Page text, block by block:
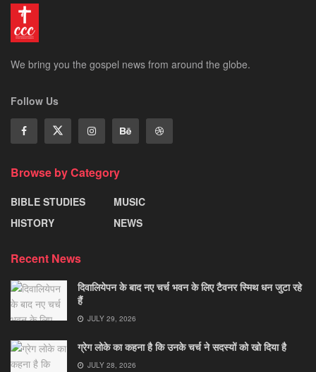
We bring you the gospel news from around the globe.
Follow Us
Browse by Category
BIBLE STUDIES
HISTORY
MUSIC
NEWS
Recent News
दिवालियेपन के बाद नए चर्च भवन के लिए टैवनर स्मिथ धन जुटा रहे
हैं
JULY 29, 2026
ग्रेग लोके का कहना है कि उनके चर्च ने सदस्यों को खो दिया है
JULY 28, 2026